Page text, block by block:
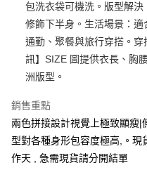
街口支付
悠遊付
Google Pay
大哥付你分期
相關說明
包洗衣袋可機洗。版型解
修飾下半身。生活場景：
通勤、聚餐與旅行穿搭。
訊】SIZE 圖提供衣長、胸
洲版型。
銷售重點
兩色拼接設計視覺上極致顯瘦|
型對各種身形包容度極高,。
作天 , 急需現貨請分開結單